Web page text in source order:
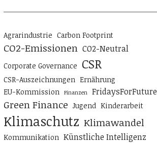
Agrarindustrie Carbon Footprint
CO2-Emissionen CO2-Neutral
Corporate Governance CSR
CSR-Auszeichnungen Ernährung
EU-Kommission
Finanzen FridaysForFuture
Green Finance Jugend Kinderarbeit
Klimaschutz Klimawandel
Kommunikation Künstliche Intelligenz